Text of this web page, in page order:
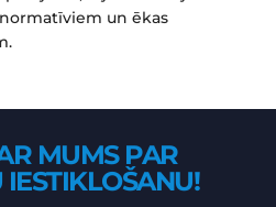
un ēkas
MUMS PAR